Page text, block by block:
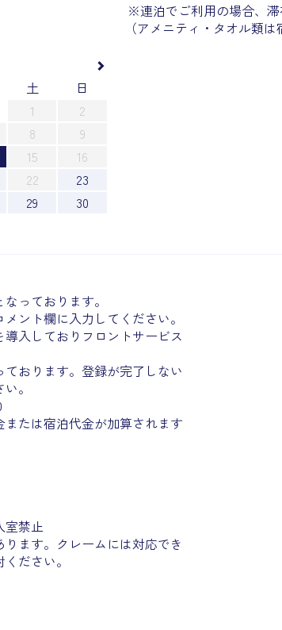
※連泊でご利用の場合、滞
（アメニティ・タオル類
土
日
1
2
8
9
15
16
22
23
29
30
っております。
ント欄に入力してください。
入しておりフロントサービス
おります。登録が完了しない
。
たは宿泊代金が加算されます
室禁止
ます。 クレームには対応でき
ださい。